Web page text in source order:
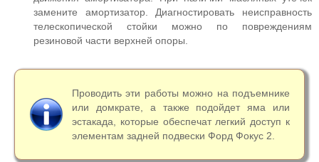
замените амортизатор. Диагностировать неисправность
телескопической стойки можно по повреждениям
резиновой части верхней опоры.
Проводить эти работы можно на подъемнике
или домкрате, а также подойдет яма или
эстакада, которые обеспечат легкий доступ к
элементам задней подвески Форд Фокус 2.